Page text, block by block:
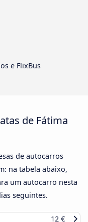
e FlixBus
de Fátima
de autocarros
na tabela abaixo,
um autocarro nesta
seguintes.
12 €